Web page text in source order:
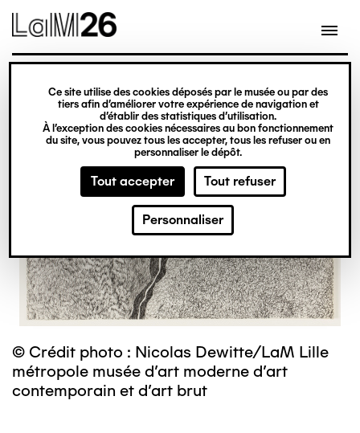
Gestion des cookies
Ce site utilise des cookies déposés par le musée ou par des
tiers afin d’améliorer votre expérience de navigation et
d’établir des statistiques d’utilisation.
À l’exception des cookies nécessaires au bon fonctionnement
du site, vous pouvez tous les accepter, tous les refuser ou en
personnaliser le dépôt.
Tout accepter Tout refuser
Personnaliser
contenu
© Crédit photo : Nicolas Dewitte/LaM Lille
métropole musée d’art moderne d’art
contemporain et d’art brut